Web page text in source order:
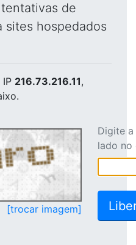
de
sites hospedados
216.73.216.11,
[trocar imagem]
Digite
lado no